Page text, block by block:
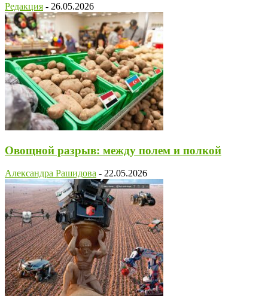
Редакция - 26.05.2026
Овощной разрыв: между полем и полкой
Александра Рашидова - 22.05.2026